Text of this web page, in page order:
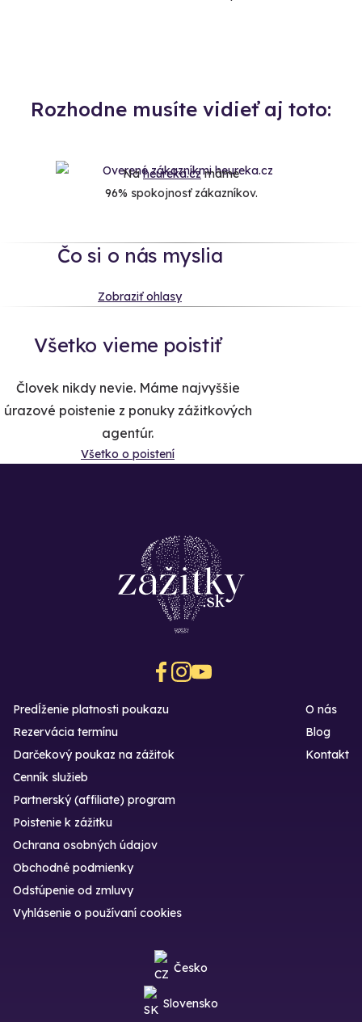
Rozhodne musíte vidieť aj toto:
Naheureka.czmáme
96% spokojnosť zákazníkov.
Čo si o nás myslia
Zobraziť ohlasy
Všetko vieme poistiť
Človek nikdy nevie. Máme najvyššie
úrazové poistenie z ponuky zážitkových
agentúr.
Všetko o poistení
Predĺženie platnosti poukazu
Rezervácia termínu
Darčekový poukaz na zážitok
O nás
Blog
Kontakt
Cenník služieb
Partnerský (affiliate) program
Poistenie k zážitku
Ochrana osobných údajov
Obchodné podmienky
Odstúpenie od zmluvy
Vyhlásenie o používaní cookies
Česko
Slovensko